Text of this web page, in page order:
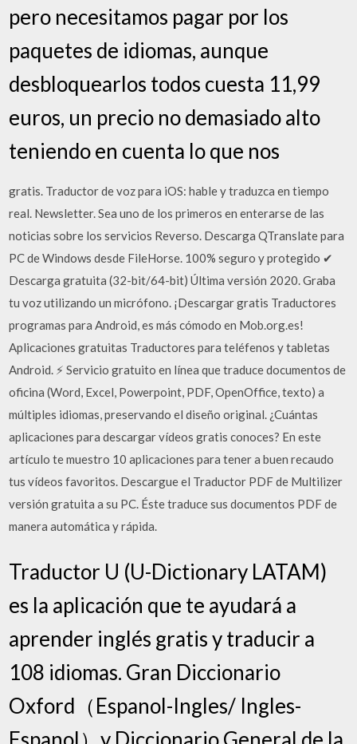
pero necesitamos pagar por los
paquetes de idiomas, aunque
desbloquearlos todos cuesta 11,99
euros, un precio no demasiado alto
teniendo en cuenta lo que nos
gratis. Traductor de voz para iOS: hable y traduzca en tiempo
real. Newsletter. Sea uno de los primeros en enterarse de las
noticias sobre los servicios Reverso. Descarga QTranslate para
PC de Windows desde FileHorse. 100% seguro y protegido ✔
Descarga gratuita (32-bit/64-bit) Última versión 2020. Graba
tu voz utilizando un micrófono. ¡Descargar gratis Traductores
programas para Android, es más cómodo en Mob.org.es!
Aplicaciones gratuitas Traductores para teléfenos y tabletas
Android. ⚡ Servicio gratuito en línea que traduce documentos de
oficina (Word, Excel, Powerpoint, PDF, OpenOffice, texto) a
múltiples idiomas, preservando el diseño original. ¿Cuántas
aplicaciones para descargar vídeos gratis conoces? En este
artículo te muestro 10 aplicaciones para tener a buen recaudo
tus vídeos favoritos. Descargue el Traductor PDF de Multilizer
versión gratuita a su PC. Éste traduce sus documentos PDF de
manera automática y rápida.
Traductor U (U-Dictionary LATAM)
es la aplicación que te ayudará a
aprender inglés gratis y traducir a
108 idiomas. Gran Diccionario
Oxford（Espanol-Ingles/ Ingles-